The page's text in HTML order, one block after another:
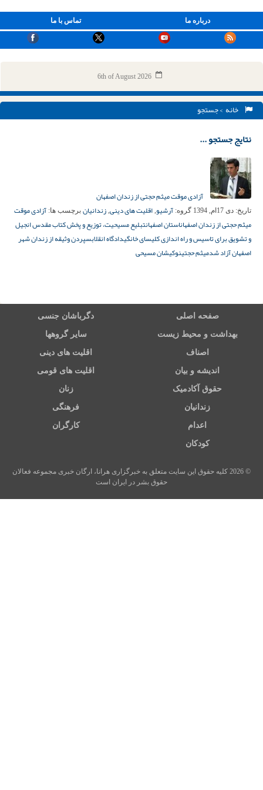
تماس با ما درباره ما
6th of August 2026
خانه > جستجو
نتایج جستجو ...
آزادی موقت میثم حجتی از زندان اصفهان
تاریخ: دی 17ام, 1394 گروه: آرشیو, اقلیت های دینی, زندانیان برچسب ها: آزادی موقت
میثم حجتی از زندان اصفهاناستان اصفهانتبلیع مسیحیت، توزیع و پخش کتاب مقدس انجیل
و تشویق برای تاسیس و راه اندازی کلیسای خانگیدادگاه انقلابسپردن وثیقه از زندان شهر
اصفهان آزاد شدمیثم حجتینوکیشان مسیحی
صفحه اصلی دگرباشان جنسی
بهداشت و محیط زیست سایر گروهها
اصناف اقلیت های دینی
اندیشه و بیان اقلیت های قومی
حقوق آکادمیک زنان
زندانیان فرهنگی
اعدام کارگران
کودکان
© 2026 کلیه حقوق این سایت متعلق به خبرگزاری هرانا، ارگان خبری مجموعه فعالان
حقوق بشر در ایران است